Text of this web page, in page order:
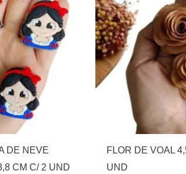
DE NEVE
CM C/ 2 UND
FLOR DE VOAL
UND